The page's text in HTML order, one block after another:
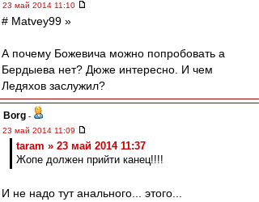
23 май 2014 11:10
# Matvey99 »
А почему Божевича можно попробовать а
Бердыева нет? Дюже интересно. И чем
Ледяхов заслужил?
Borg -
23 май 2014 11:09
taram » 23 май 2014 11:37
Жопе должен прийти канец!!!!
И не надо тут анального... этого...